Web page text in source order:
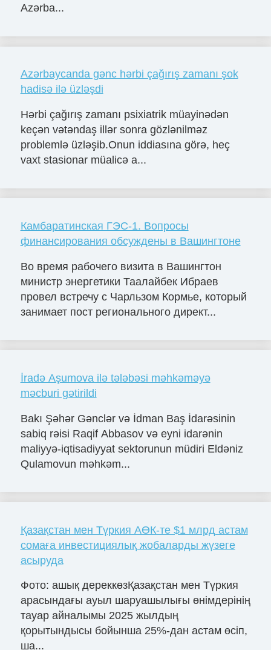
Azərba...
Azərbaycanda gənc hərbi çağırış zamanı şok
hadisə ilə üzləşdi
Hərbi çağırış zamanı psixiatrik müayinədən
keçən vətəndaş illər sonra gözlənilməz
problemlə üzləşib.Onun iddiasına görə, heç
vaxt stasionar müalicə a...
Камбаратинская ГЭС-1. Вопросы
финансирования обсуждены в Вашингтоне
Во время рабочего визита в Вашингтон
министр энергетики Таалайбек Ибраев
провел встречу с Чарльзом Кормье, который
занимает пост регионального директ...
İradə Aşumova ilə tələbəsi məhkəməyə
məcburi gətirildi
Bakı Şəhər Gənclər və İdman Baş İdarəsinin
sabiq rəisi Raqif Abbasov və eyni idarənin
maliyyə-iqtisadiyyat sektorunun müdiri Eldəniz
Qulamovun məhkəm...
Қазақстан мен Түркия АӨК-те $1 млрд астам
сомаға инвестициялық жобаларды жүзеге
асыруда
Фото: ашық дереккөзҚазақстан мен Түркия
арасындағы ауыл шаруашылығы өнімдерінің
тауар айналымы 2025 жылдың
қорытындысы бойынша 25%-дан астам өсіп,
ша...